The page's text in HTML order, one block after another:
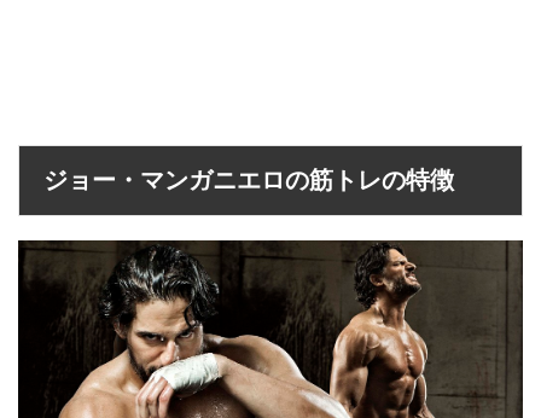
ジョー・マンガニエロの筋トレの特徴